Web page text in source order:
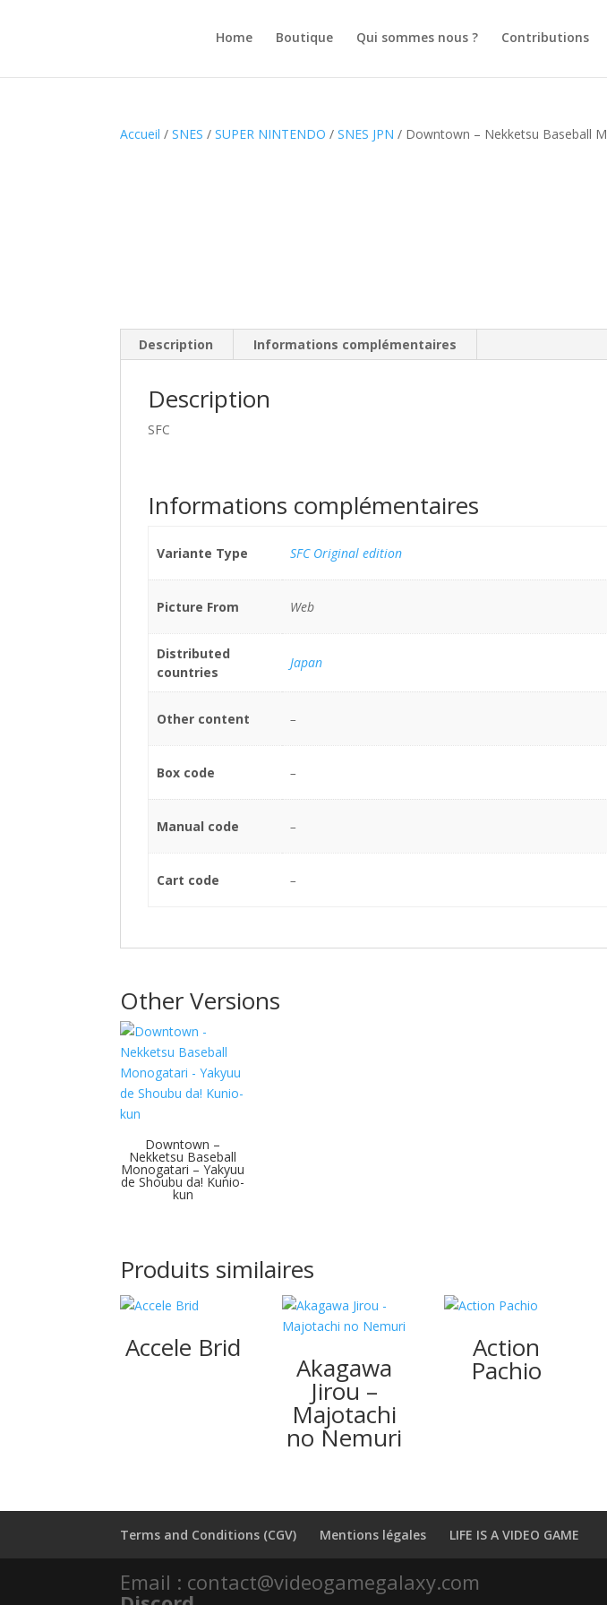
Home Boutique Qui sommes nous ? Contributions
Accueil /SNES /SUPER NINTENDO /SNES JPN / Downtown – Nekketsu Baseball
Description Informations complémentaires
Description
SFC
Informations complémentaires
Variante Type SFC Original edition
Picture From Web
Distributed
countries
Japan
Other content –
Box code –
Manual code –
Cart code –
Other Versions
Downtown –
Nekketsu Baseball
Monogatari – Yakyuu
de Shoubu da! Kunio-
kun
Produits similaires
Accele Brid
Akagawa
Jirou –
Majotachi
no Nemuri
Action
Pachio
Terms and Conditions (CGV) Mentions légales LIFE IS A VIDEO GAME
Email : contact@videogamegalaxy.com